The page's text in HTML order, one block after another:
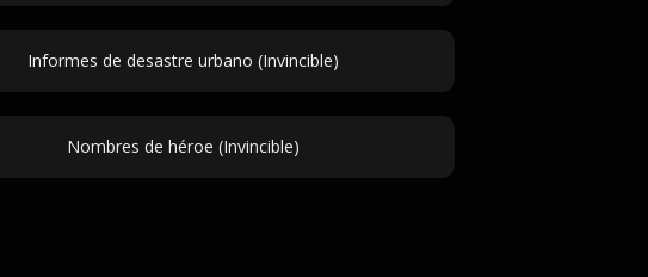
Informes de desastre urbano (Invincible)
Nombres de héroe (Invincible)